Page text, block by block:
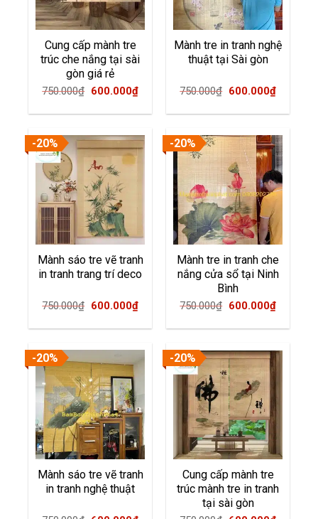
Cung cấp mành tre
trúc che nắng tại sài
gòn giá rẻ
750.000₫ Original
750.000₫.
600.000₫Current
600.000₫.
Mành tre in tranh nghệ
thuật tại Sài gòn
750.000₫ Original
750.000₫.
600.000₫Current
-20%
Mành sáo tre vẽ tranh
in tranh trang trí deco
750.000₫ Original
600.000₫Current
600.000₫.
-20%
Mành tre in tranh che
nắng cửa sổ tại Ninh
Bình
750.000₫ Original
750.000₫.
600.000₫Current
-20%
Mành sáo tre vẽ tranh
in tranh nghệ thuật
-20%
Cung cấp mành tre
trúc mành tre in tranh
tại sài gòn